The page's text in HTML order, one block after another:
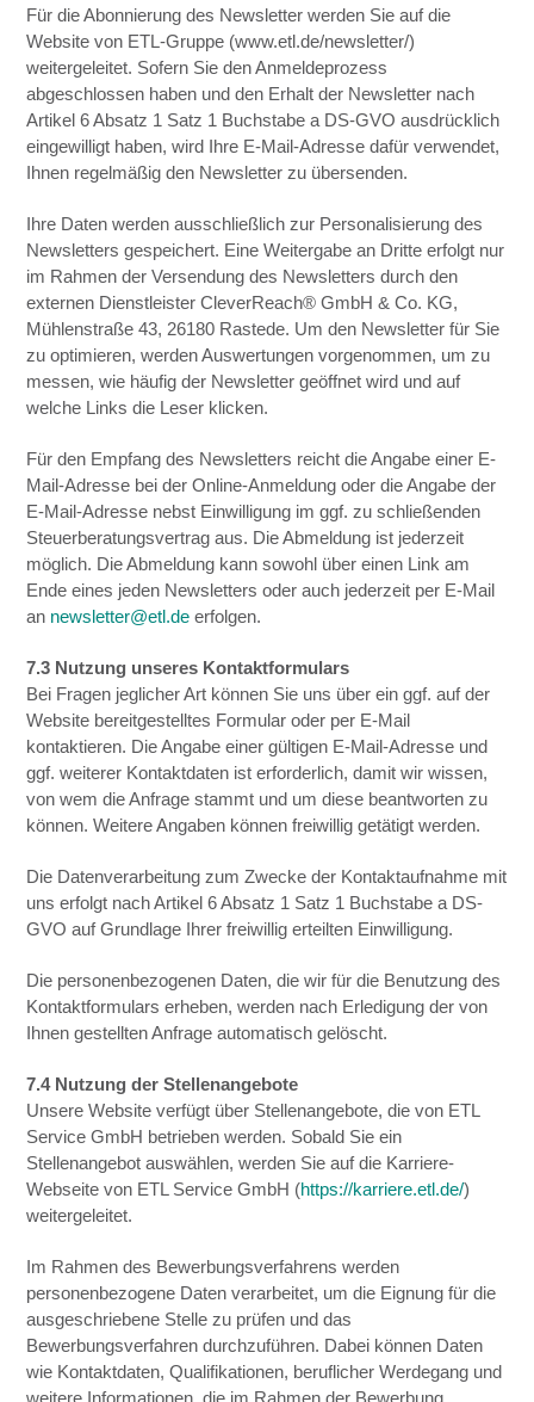
Für die Abonnierung des Newsletter werden Sie auf die
Website von ETL-Gruppe (www.etl.de/newsletter/)
weitergeleitet. Sofern Sie den Anmeldeprozess
abgeschlossen haben und den Erhalt der Newsletter nach
Artikel 6 Absatz 1 Satz 1 Buchstabe a DS-GVO ausdrücklich
eingewilligt haben, wird Ihre E-Mail-Adresse dafür verwendet,
Ihnen regelmäßig den Newsletter zu übersenden.
Ihre Daten werden ausschließlich zur Personalisierung des
Newsletters gespeichert. Eine Weitergabe an Dritte erfolgt nur
im Rahmen der Versendung des Newsletters durch den
externen Dienstleister CleverReach® GmbH & Co. KG,
Mühlenstraße 43, 26180 Rastede. Um den Newsletter für Sie
zu optimieren, werden Auswertungen vorgenommen, um zu
messen, wie häufig der Newsletter geöffnet wird und auf
welche Links die Leser klicken.
Für den Empfang des Newsletters reicht die Angabe einer E-
Mail-Adresse bei der Online-Anmeldung oder die Angabe der
E-Mail-Adresse nebst Einwilligung im ggf. zu schließenden
Steuerberatungsvertrag aus. Die Abmeldung ist jederzeit
möglich. Die Abmeldung kann sowohl über einen Link am
Ende eines jeden Newsletters oder auch jederzeit per E-Mail
an newsletter@etl.de erfolgen.
7.3 Nutzung unseres Kontaktformulars
Bei Fragen jeglicher Art können Sie uns über ein ggf. auf der
Website bereitgestelltes Formular oder per E-Mail
kontaktieren. Die Angabe einer gültigen E-Mail-Adresse und
ggf. weiterer Kontaktdaten ist erforderlich, damit wir wissen,
von wem die Anfrage stammt und um diese beantworten zu
können. Weitere Angaben können freiwillig getätigt werden.
Die Datenverarbeitung zum Zwecke der Kontaktaufnahme mit
uns erfolgt nach Artikel 6 Absatz 1 Satz 1 Buchstabe a DS-
GVO auf Grundlage Ihrer freiwillig erteilten Einwilligung.
Die personenbezogenen Daten, die wir für die Benutzung des
Kontaktformulars erheben, werden nach Erledigung der von
Ihnen gestellten Anfrage automatisch gelöscht.
7.4 Nutzung der Stellenangebote
Unsere Website verfügt über Stellenangebote, die von ETL
Service GmbH betrieben werden. Sobald Sie ein
Stellenangebot auswählen, werden Sie auf die Karriere-
Webseite von ETL Service GmbH (https://karriere.etl.de/)
weitergeleitet.
Im Rahmen des Bewerbungsverfahrens werden
personenbezogene Daten verarbeitet, um die Eignung für die
ausgeschriebene Stelle zu prüfen und das
Bewerbungsverfahren durchzuführen. Dabei können Daten
wie Kontaktdaten, Qualifikationen, beruflicher Werdegang und
weitere Informationen, die im Rahmen der Bewerbung